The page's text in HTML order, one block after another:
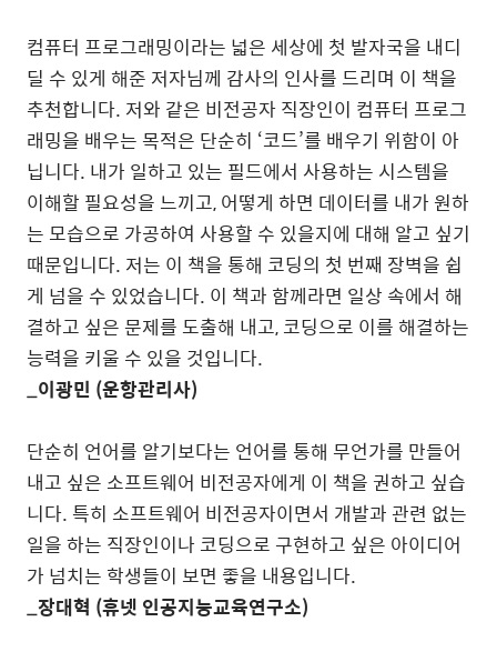
컴퓨터 프로그래밍이라는 넓은 세상에 첫 발자국을 내디
딜 수 있게 해준 저자님께 감사의 인사를 드리며 이 책을
추천합니다. 저와 같은 비전공자 직장인이 컴퓨터 프로그
래밍을 배우는 목적은 단순히 ‘코드’를 배우기 위함이 아
닙니다. 내가 일하고 있는 필드에서 사용하는 시스템을
이해할 필요성을 느끼고,어떻게 하면 데이터를 내가 원하
는 모습으로 가공하여 사용할 수 있을지에 대해 알고 싶기
때문입니다. 저는 이 책을 통해 코딩의 첫 번째 장벽을 쉽
게 넘을 수 있었습니다. 이 책과 함께라면 일상 속에서 해
결하고 싶은 문제를 도출해 내고,코딩으로 이를 해결하는
능력을 키울 수 있을 것입니다.
_이광민 (운항관리사)
단순히 언어를 알기보다는 언어를 통해 무언가를 만들어
내고 싶은 소프트웨어 비전공자에게 이 책을 권하고 싶습
니다.특히 소프트웨어 비전공자이면서 개발과 관련 없는
일을 하는 직장인이나 코딩으로 구현하고 싶은 아이디어
가 넘치는 학생들이 보면 좋을 내용입니다.
_장대혁 (휴넷 인공지능교육연구소)